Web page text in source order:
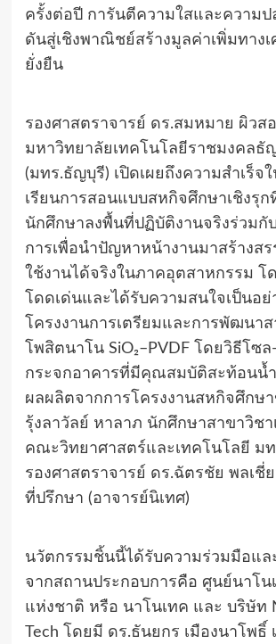
ครั้งต่อปี การันตีความใสและความ
ดันสู่เชิงพาณิชย์สร้างมูลค่าเพิ่มทางเ
ยั่งยืน
รองศาสตราจารย์ ดร.สมหมาย ผิวส
มหาวิทยาลัยเทคโนโลยีราชมงคลธั
(มทร.ธัญบุรี) เปิดเผยถึงความสำเร็จ
เรียนการสอนแบบสหกิจศึกษาเชิงรุก
นักศึกษาลงพื้นที่ปฏิบัติงานจริงร่วมกั
การเพื่อนำปัญหาหน้างานมาสร้างส
ใช้งานได้จริงในภาคอุตสาหกรรม โ
โดดเด่นและได้รับความสนใจเป็นอย่
โครงงานการเตรียมและการพัฒนา
โพสิตนาโน SiO₂–PVDF โดยวิธีโซ
กระจกอาคารที่มีคุณสมบัติสะท้อนน้ำ
ผลผลิตจากการโครงงานสหกิจศึกษ
รุ้งลาวัลย์ หาลาภ นักศึกษาสาขาวิช
คณะวิทยาศาสตร์และเทคโนโลยี ม
รองศาสตราจารย์ ดร.ฉัตรชัย พลเชี่
ที่ปรึกษา (อาจารย์นิเทศ)
นวัตกรรมชิ้นนี้ได้รับความร่วมมือแล
จากสถานประกอบการคือ ศูนย์นาโน
แห่งชาติ หรือ นาโนเทค และ บริษัท
Tech โดยมี ดร.ธันยกร เมืองนาโพธิ์